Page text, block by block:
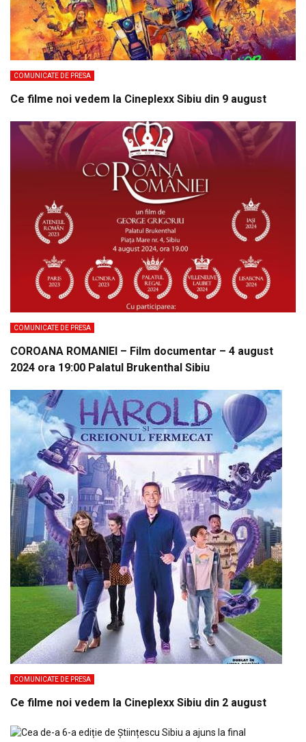
COMUNICATE DE PRESA
Ce filme noi vedem la Cineplexx Sibiu din 9 august
COMUNICATE DE PRESA
COROANA ROMANIEI – Film documentar – 4 august
2024 ora 19:00 Palatul Brukenthal Sibiu
COMUNICATE DE PRESA
Ce filme noi vedem la Cineplexx Sibiu din 2 august